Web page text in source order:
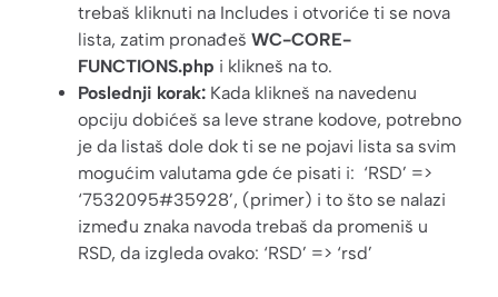
trebaš kliknuti na Includes i otvoriće ti se nova
lista, zatim pronađeš WC-CORE-
FUNCTIONS.php i klikneš na to.
Poslednji korak: Kada klikneš na navedenu
opciju dobićeš sa leve strane kodove, potrebno
je da listaš dole dok ti se ne pojavi lista sa svim
mogućim valutama gde će pisati i: ‘RSD’ =>
‘7532095#35928’, (primer) i to što se nalazi
između znaka navoda trebaš da promeniš u
RSD, da izgleda ovako: ‘RSD’ => ‘rsd’